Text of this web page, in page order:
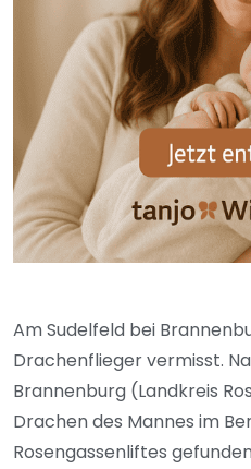
Am Sudelfeld bei
Drachenflieger vermisst.
Brannenburg (Landkreis
Drachen des Mannes im
Rosengassenliftes